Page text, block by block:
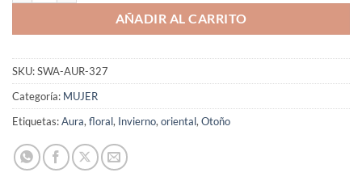
AÑADIR AL CARRITO
SKU:SWA-AUR-327
Categoría: MUJER
Etiquetas:Aura, floral, Invierno, oriental, Otoño